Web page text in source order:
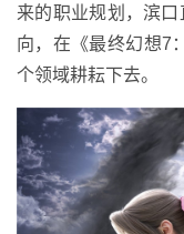
来的职业规划，滨
向，在《最终幻想7
个领域耕耘下去。